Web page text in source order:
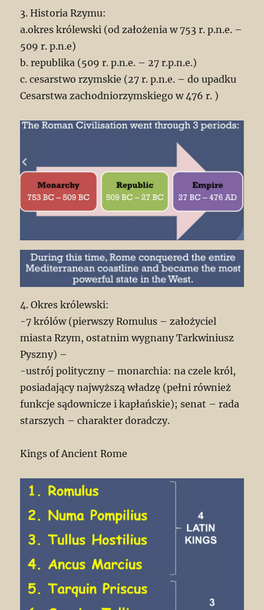
3. Historia Rzymu:
a.okres królewski (od założenia w 753 r. p.n.e. –
509 r. p.n.e)
b. republika (509 r. p.n.e. – 27 r.p.n.e.)
c. cesarstwo rzymskie (27 r. p.n.e. – do upadku
Cesarstwa zachodniorzymskiego w 476 r. )
4. Okres królewski:
-7 królów (pierwszy Romulus – założyciel
miasta Rzym, ostatnim wygnany Tarkwiniusz
Pyszny) –
-ustrój polityczny – monarchia: na czele król,
posiadający najwyższą władzę (pełni również
funkcje sądownicze i kapłańskie); senat – rada
starszych – charakter doradczy.
Kings of Ancient Rome